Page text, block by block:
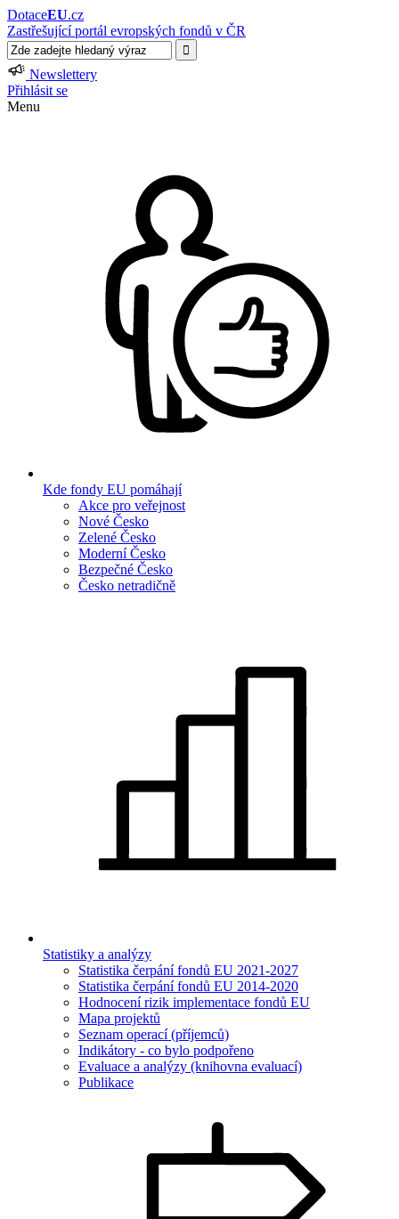
DotaceEU.cz
Zastřešující portál evropských fondů v ČR
Newslettery
Přihlásit se
Menu
Kde fondy EU pomáhají
Akce pro veřejnost
Nové Česko
Zelené Česko
Moderní Česko
Bezpečné Česko
Česko netradičně
Statistiky a analýzy
Statistika čerpání fondů EU 2021-2027
Statistika čerpání fondů EU 2014-2020
Hodnocení rizik implementace fondů EU
Mapa projektů
Seznam operací (příjemců)
Indikátory - co bylo podpořeno
Evaluace a analýzy (knihovna evaluací)
Publikace